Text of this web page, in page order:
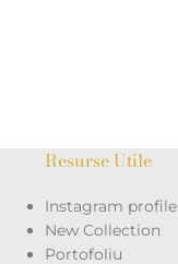
Resurse Utile
Instagram profile
New Collection
Portofoliu